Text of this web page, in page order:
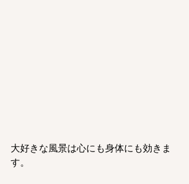
大好きな風景は心にも身体にも効きま
す。